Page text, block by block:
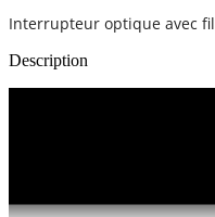
Interrupteur optique avec fil
Description